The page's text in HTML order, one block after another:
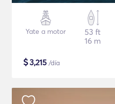
Yate a motor
53 ft
16 m
$3,215 /día